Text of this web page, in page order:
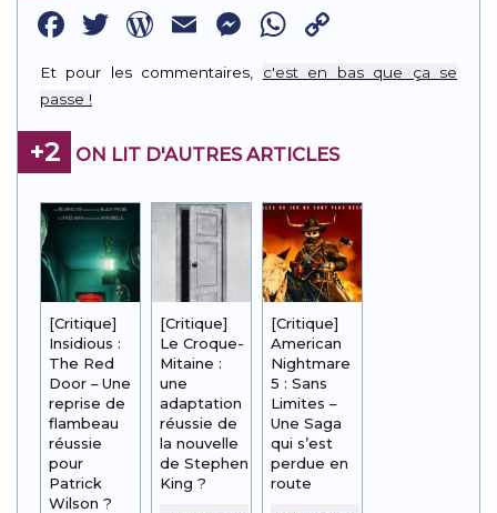
Facebook
Twitter
WordPress
EmailMessenger
WhatsApp
Link
Et pour les commentaires, c'est en bas que ça se
passe !
+2 ON LIT D'AUTRES ARTICLES
[Critique]
Insidious :
The Red
Door – Une
reprise de
flambeau
réussie
pour
Patrick
Wilson ?
[Critique]
Le Croque-
Mitaine :
une
adaptation
réussie de
la nouvelle
de Stephen
King ?
[Critique]
American
Nightmare
5 : Sans
Limites –
Une Saga
qui s’est
perdue en
route